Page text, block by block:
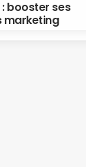
booster ses
marketing